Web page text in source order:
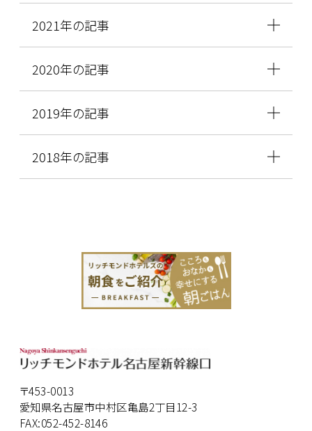
2021年の記事
2020年の記事
2019年の記事
2018年の記事
〒453-0013
愛知県名古屋市中村区亀島2丁目12-3
FAX:052-452-8146